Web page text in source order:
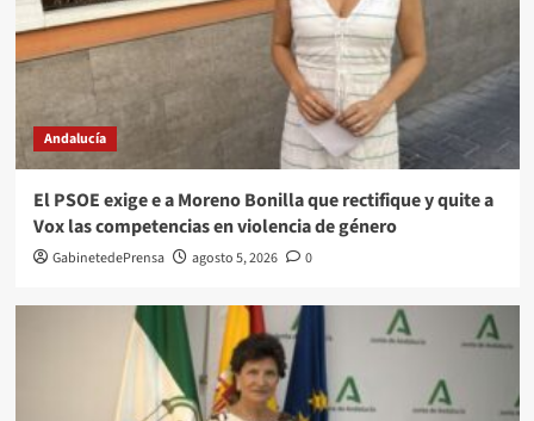
Andalucía
El PSOE exige e a Moreno Bonilla que rectifique y quite a
Vox las competencias en violencia de género
GabinetedePrensa agosto 5, 2026 0